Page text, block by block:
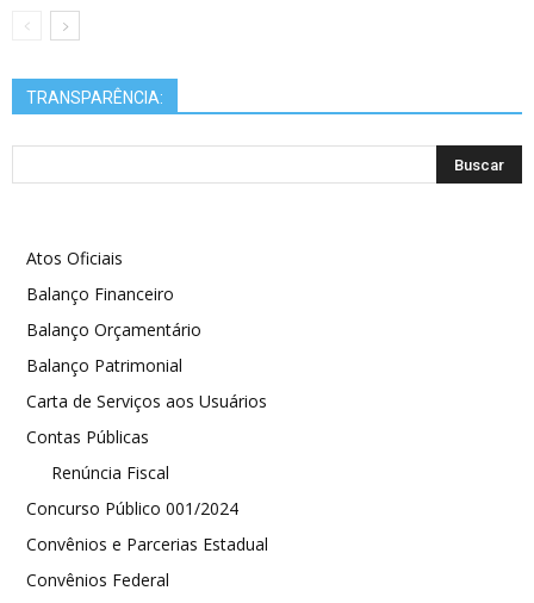
TRANSPARÊNCIA:
Atos Oficiais
Balanço Financeiro
Balanço Orçamentário
Balanço Patrimonial
Carta de Serviços aos Usuários
Contas Públicas
Renúncia Fiscal
Concurso Público 001/2024
Convênios e Parcerias Estadual
Convênios Federal